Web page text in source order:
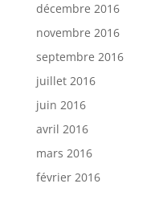
décembre 2016
novembre 2016
septembre 2016
juillet 2016
juin 2016
avril 2016
mars 2016
février 2016